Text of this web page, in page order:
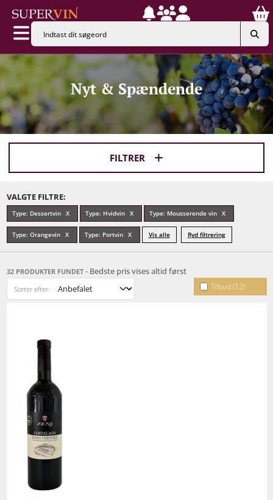
Nyt & Spændende
FILTRER
VALGTE FILTRE:
Type: Dessertvin Type: Hvidvin Type: Mousserende vin
Type: Orangevin Type: Portvin Vis alle Ryd filtrering
32 PRODUKTER FUNDET - Bedste pris vises altid først
Tilbud (12)
Sorter efter: